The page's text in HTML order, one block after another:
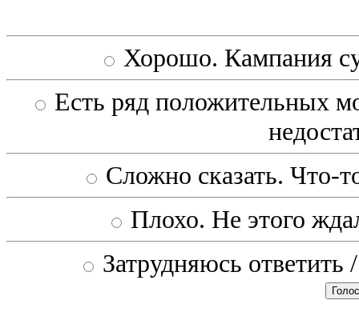
Хорошо. Кампания
Есть ряд положительных
Сложно сказать. Что-
Плохо. Не этого
Затрудняюсь